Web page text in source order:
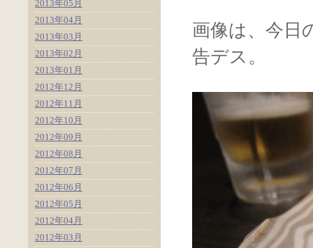
画像は、今日
告デス。
2013年05月
2013年04月
2013年03月
2013年02月
2013年01月
2012年12月
2012年11月
2012年10月
2012年09月
2012年08月
2012年07月
2012年06月
2012年05月
2012年04月
2012年03月